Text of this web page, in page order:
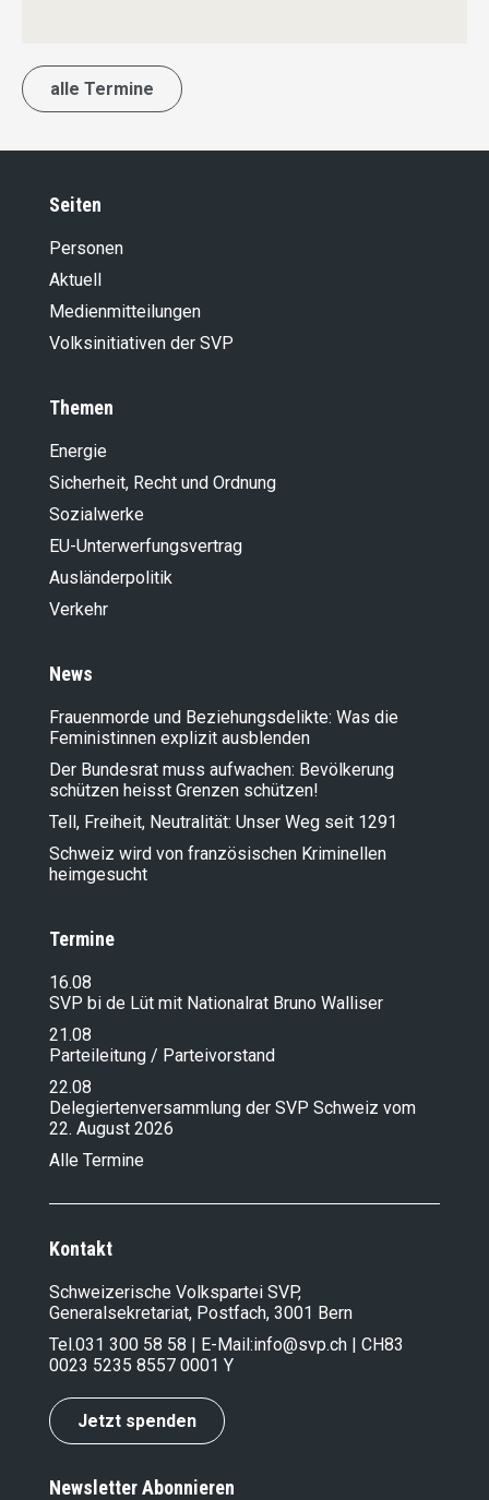
alle Termine
Seiten
Personen
Aktuell
Medienmitteilungen
Volksinitiativen der SVP
Themen
Energie
Sicherheit, Recht und Ordnung
Sozialwerke
EU-Unterwerfungsvertrag
Ausländer­politik
Verkehr
News
Frauenmorde und Beziehungsdelikte: Was die
Feministinnen explizit ausblenden
Der Bundesrat muss aufwachen: Bevölkerung
schützen heisst Grenzen schützen!
Tell, Freiheit, Neutralität: Unser Weg seit 1291
Schweiz wird von französischen Kriminellen
heimgesucht
Termine
16.08
SVP bi de Lüt mit Nationalrat Bruno Walliser
21.08
Parteileitung / Parteivorstand
22.08
Delegiertenversammlung der SVP Schweiz vom
22. August 2026
Alle Termine
Kontakt
Schweizerische Volkspartei SVP,
Generalsekretariat, Postfach, 3001 Bern
Tel.031 300 58 58 | E-Mail:info@svp.ch | CH83
0023 5235 8557 0001 Y
Jetzt spenden
Newsletter Abonnieren